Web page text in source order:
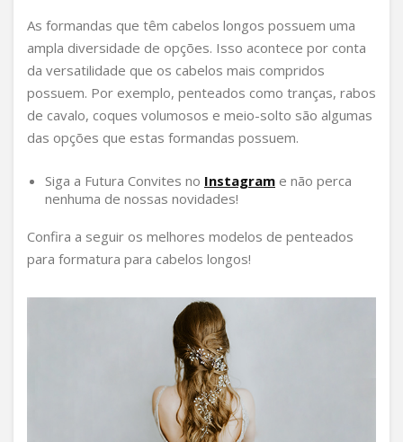
As formandas que têm cabelos longos possuem uma
ampla diversidade de opções. Isso acontece por conta
da versatilidade que os cabelos mais compridos
possuem. Por exemplo, penteados como tranças, rabos
de cavalo, coques volumosos e meio-solto são algumas
das opções que estas formandas possuem.
Siga a Futura Convites no Instagram e não perca
nenhuma de nossas novidades!
Confira a seguir os melhores modelos de penteados
para formatura para cabelos longos!